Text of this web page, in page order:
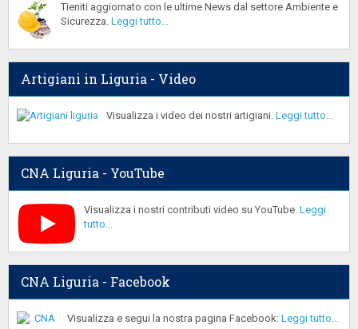
Tieniti aggiornato con le ultime News dal settore Ambiente e
Sicurezza. Leggi tutto...
Artigiani in Liguria - Video
Visualizza i video dei nostri artigiani. Leggi tutto...
CNA Liguria - YouTube
Visualizza i nostri contributi video su YouTube. Leggi
tutto...
CNA Liguria - Facebook
Visualizza e segui la nostra pagina Facebook: Leggi tutto...